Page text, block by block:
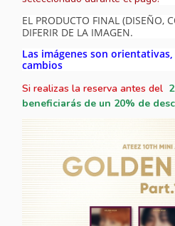
EL PRODUCTO FINAL (DISEÑO,
DIFERIR DE LA IMAGEN.
Las imágenes son
cambios
Si realizas la reserva antes del
beneficiarás de un 20% de